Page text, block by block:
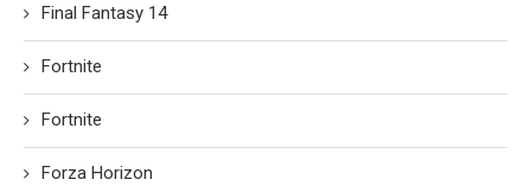
Final Fantasy 14
Fortnite
Fortnite
Forza Horizon